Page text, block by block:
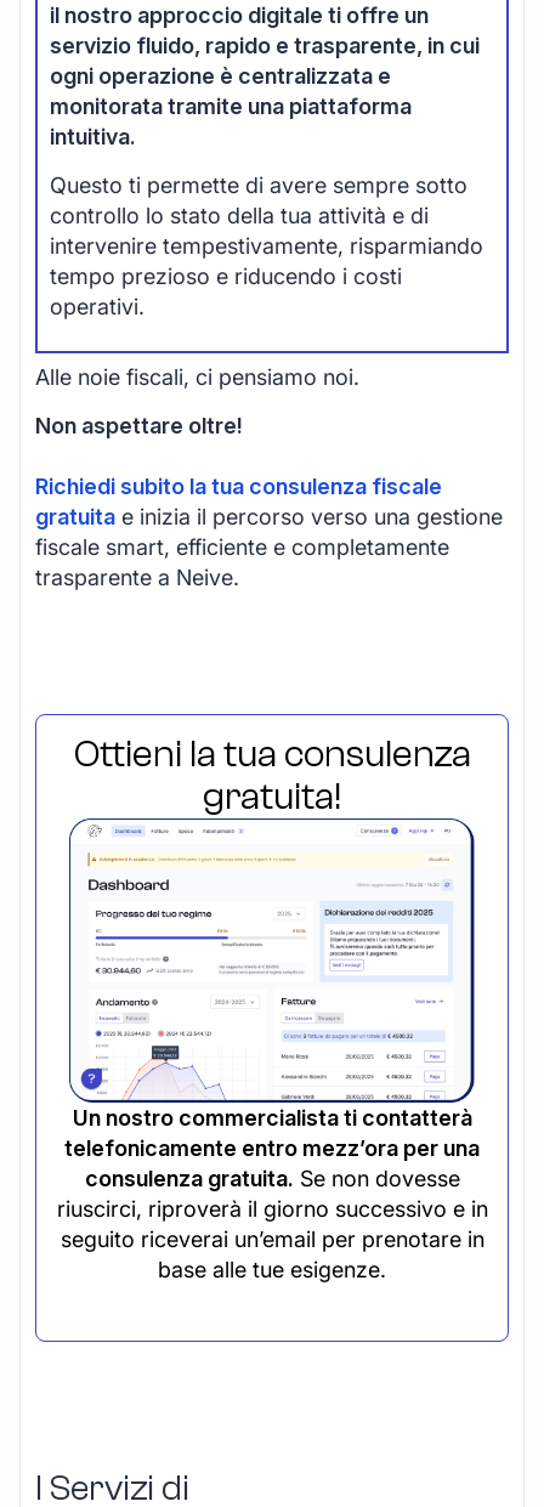
il nostro approccio digitale ti offre un
servizio fluido, rapido e trasparente, in cui
ogni operazione è centralizzata e
monitorata tramite una piattaforma
intuitiva.
Questo ti permette di avere sempre sotto
controllo lo stato della tua attività e di
intervenire tempestivamente, risparmiando
tempo prezioso e riducendo i costi
operativi.
Alle noie fiscali, ci pensiamo noi.
Non aspettare oltre!
Richiedi subito la tua consulenza fiscale
gratuita e inizia il percorso verso una gestione
fiscale smart, efficiente e completamente
trasparente a Neive.
Ottieni la tua consulenza
gratuita!
Un nostro commercialista ti contatterà
telefonicamente entro mezz’ora per una
consulenza gratuita. Se non dovesse
riuscirci, riproverà il giorno successivo e in
seguito riceverai un’email per prenotare in
base alle tue esigenze.
I Servizi di